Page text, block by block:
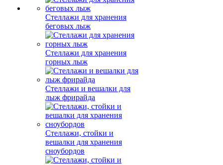
Стеллажи для хранения
беговых лыж
Стеллажи для хранения
горных лыж
Стеллажи и вешалки для
лыж фрирайда
Стеллажи, стойки и
вешалки для хранения
сноубордов